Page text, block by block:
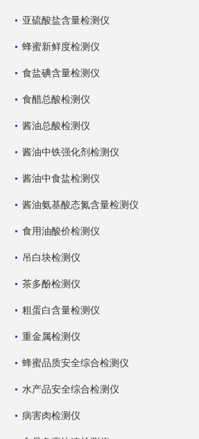
亚硫酸盐含量检测仪
蜂蜜新鲜度检测仪
食盐碘含量检测仪
食醋总酸检测仪
酱油总酸检测仪
酱油中铁强化剂检测仪
酱油中食盐检测仪
酱油氨基酸态氮含量检测仪
食用油酸价检测仪
吊白块检测仪
茶多酚检测仪
粗蛋白含量检测仪
重金属检测仪
蜂蜜品质安全综合检测仪
水产品安全综合检测仪
病害肉检测仪